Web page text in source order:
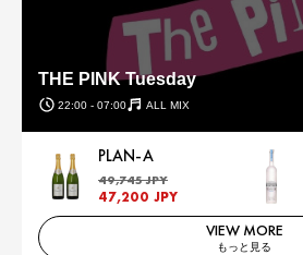
THE PINK Tuesday
22:00 - 07:00 ALL MIX
PLAN-A
49,745 JPY
47,200 JPY
VIEW MORE
もっと見る